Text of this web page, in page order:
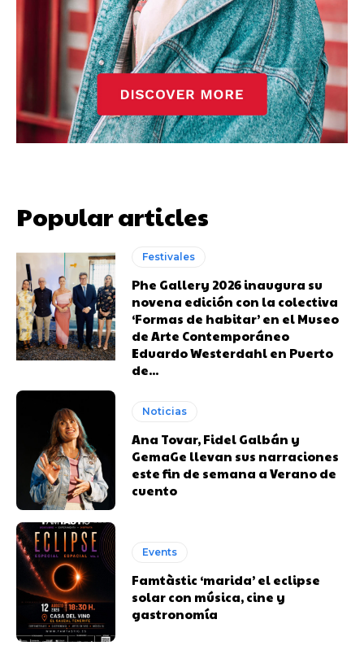
Popular articles
Festivales
Phe Gallery 2026 inaugura su
novena edición con la colectiva
‘Formas de habitar’ en el Museo
de Arte Contemporáneo
Eduardo Westerdahl en Puerto
de...
Noticias
Ana Tovar, Fidel Galbán y
GemaGe llevan sus narraciones
este fin de semana a Verano de
cuento
Events
Famtàstic ‘marida’ el eclipse
solar con música, cine y
gastronomía